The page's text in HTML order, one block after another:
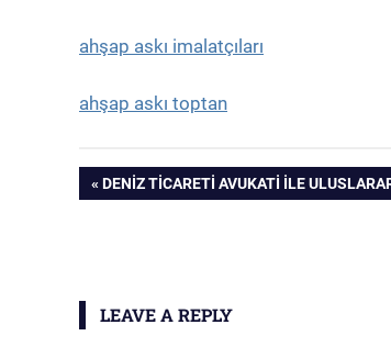
ahşap askı imalatçıları
ahşap askı toptan
Yazı
PREVIOUS
DENIZ TICARETI AVUKATI İLE
LEAVE A REPLY